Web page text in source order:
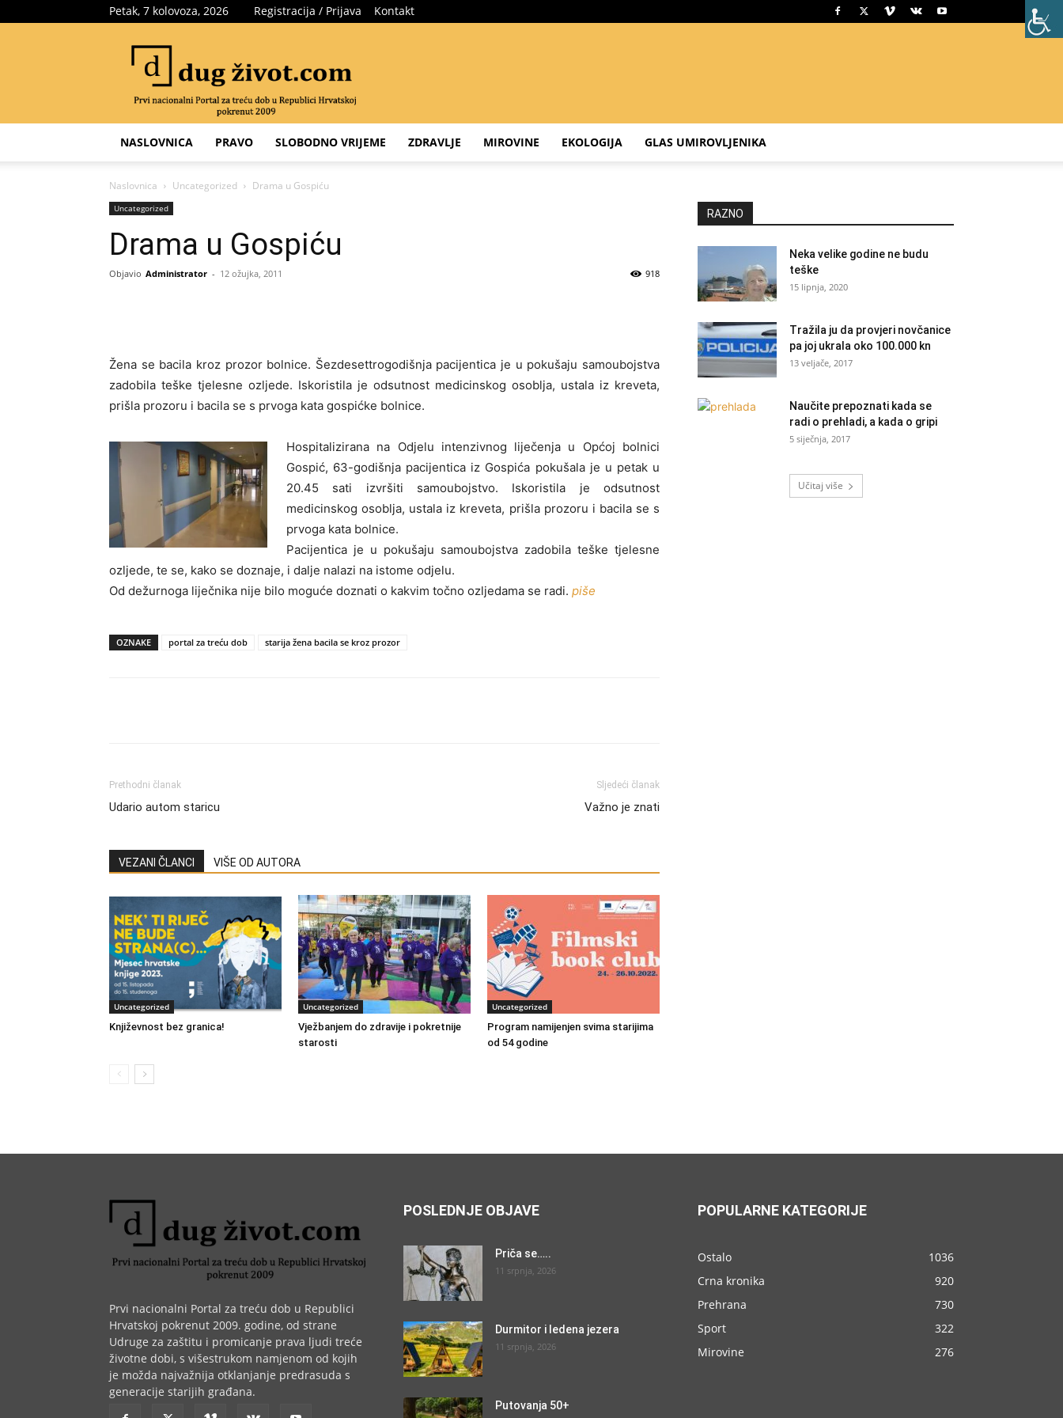
Petak, 7 kolovoza, 2026 Registracija / Prijava Kontakt
za
treću
dob
NASLOVNICA PRAVO SLOBODNO VRIJEME ZDRAVLJE MIROVINE EKOLOGIJA GLAS UMIROVLJENIKA
Naslovnica Uncategorized Drama u Gospiću
Uncategorized
Drama u Gospiću
Objavio Administrator - 12 ožujka, 2011 918
Žena se bacila kroz prozor bolnice. Šezdesettrogodišnja pacijentica je u pokušaju samoubojstva
zadobila teške tjelesne ozljede. Iskoristila je odsutnost medicinskog osoblja, ustala iz kreveta,
prišla prozoru i bacila se s prvoga kata gospićke bolnice.
Hospitalizirana na Odjelu intenzivnog liječenja u Općoj bolnici
Gospić, 63-godišnja pacijentica iz Gospića pokušala je u petak u
20.45 sati izvršiti samoubojstvo. Iskoristila je odsutnost
medicinskog osoblja, ustala iz kreveta, prišla prozoru i bacila se s
prvoga kata bolnice.
Pacijentica je u pokušaju samoubojstva zadobila teške tjelesne
ozljede, te se, kako se doznaje, i dalje nalazi na istome odjelu.
Od dežurnoga liječnika nije bilo moguće doznati o kakvim točno ozljedama se radi. piše
OZNAKE portal za treću dob starija žena bacila se kroz prozor
Prethodni članak
Udario autom staricu
Sljedeći članak
Važno je znati
VEZANI ČLANCI VIŠE OD AUTORA
Uncategorized
Književnost bez granica!
Uncategorized
Vježbanjem do zdravije i pokretnije
starosti
Uncategorized
Program namijenjen svima starijima
od 54 godine
RAZNO
Neka velike godine ne budu
teške
15 lipnja, 2020
Tražila ju da provjeri novčanice
pa joj ukrala oko 100.000 kn
13 veljače, 2017
Naučite prepoznati kada se
radi o prehladi, a kada o gripi
5 siječnja, 2017
Učitaj više
Prvi nacionalni Portal za treću dob u Republici
Hrvatskoj pokrenut 2009. godine, od strane
Udruge za zaštitu i promicanje prava ljudi treće
životne dobi, s višestrukom namjenom od kojih
je možda najvažnija otklanjanje predrasuda s
generacije starijih građana.
POSLEDNJE OBJAVE
Priča se…..
11 srpnja, 2026
Durmitor i ledena jezera
11 srpnja, 2026
Putovanja 50+
POPULARNE KATEGORIJE
Ostalo
1036
Crna kronika
920
Prehrana
730
Sport
322
Mirovine
276